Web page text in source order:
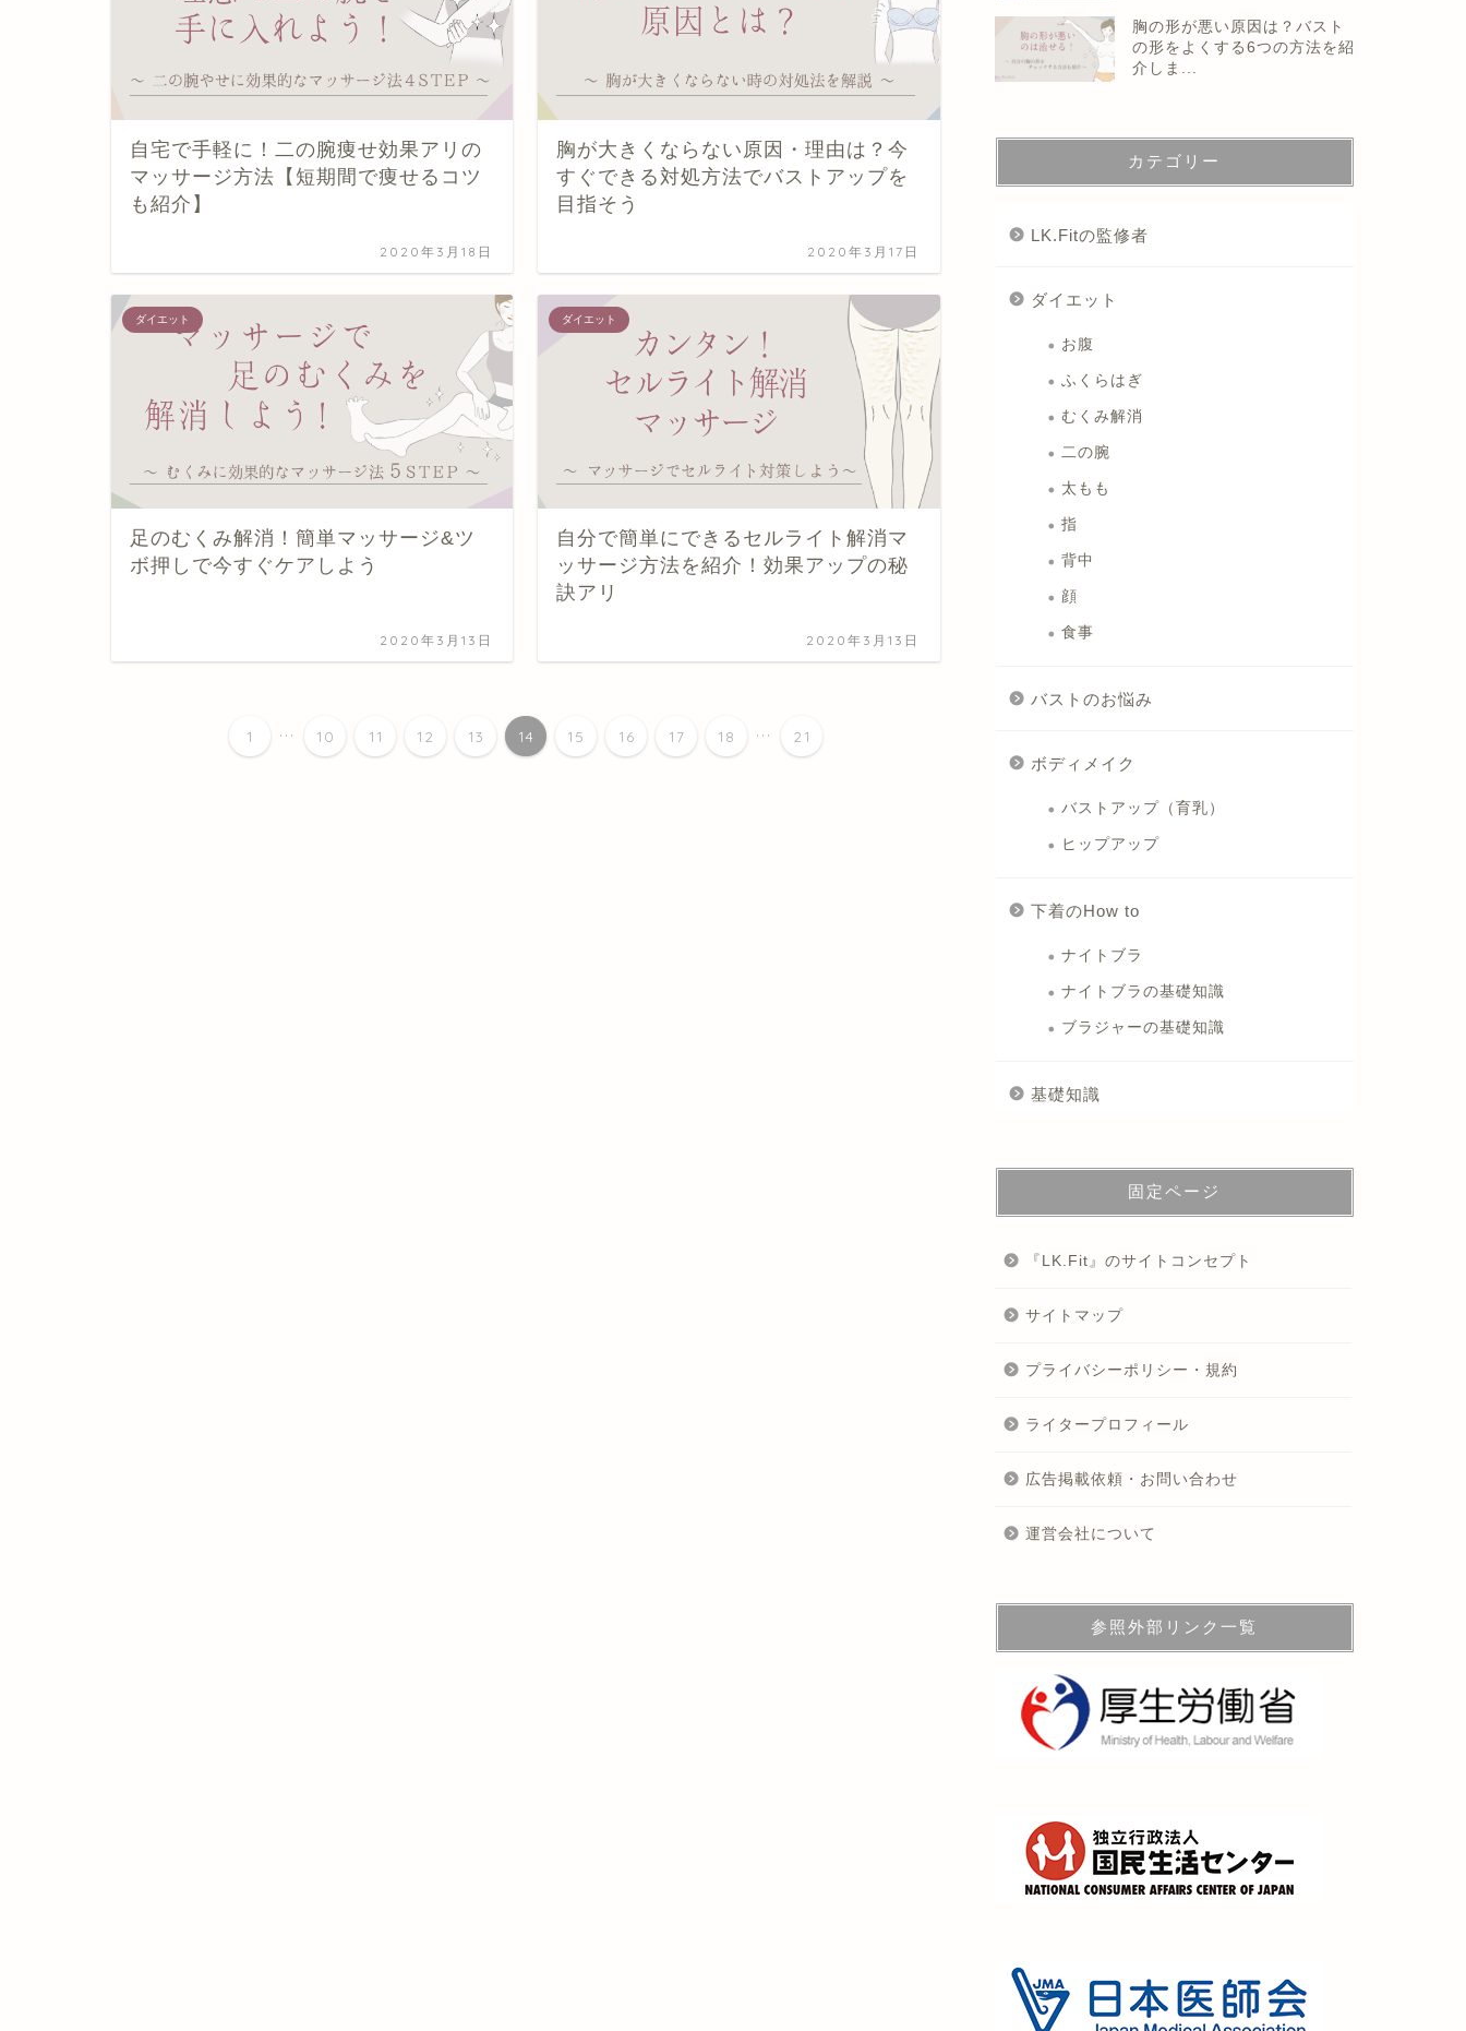
自宅で手軽に！二の腕痩せ効果アリの
マッサージ方法【短期間で痩せるコツ
も紹介】
2020年3月18日
胸が大きくならない原因・理由は？今
すぐできる対処方法でバストアップを
目指そう
2020年3月17日
ダイエット
足のむくみ解消！簡単マッサージ&ツ
ボ押しで今すぐケアしよう
2020年3月13日
ダイエット
自分で簡単にできるセルライト解消マ
ッサージ方法を紹介！効果アップの秘
訣アリ
2020年3月13日
1 ... 10 11 12 13 14 15 16 17 18 ... 21
胸の形が悪い原因は？バスト
の形をよくする6つの方法を紹
介しま...
カテゴリー
LK.Fitの監修者
ダイエット
お腹
ふくらはぎ
むくみ解消
二の腕
太もも
指
背中
顔
食事
バストのお悩み
ボディメイク
バストアップ（育乳）
ヒップアップ
下着のHow to
ナイトブラ
ナイトブラの基礎知識
ブラジャーの基礎知識
基礎知識
固定ページ
『LK.Fit』のサイトコンセプト
サイトマップ
プライバシーポリシー・規約
ライタープロフィール
広告掲載依頼・お問い合わせ
運営会社について
参照外部リンク一覧